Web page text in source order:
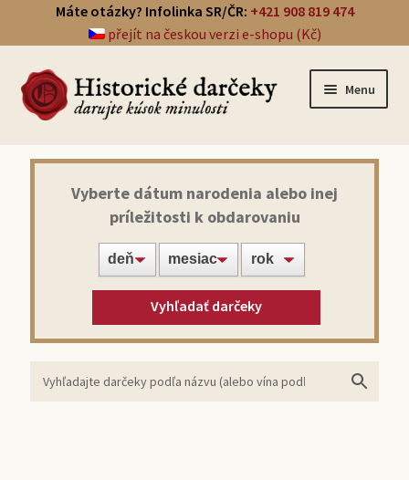
Máte otázky? Infolinka SR/ČR: +421 908 819 474
přejít na českou verzi e-shopu (Kč)
Menu
Prehľad darčekov
Noviny zo dňa narodenia
Víno z roku narodenia
Vyberte dátum narodenia alebo inej
príležitosti k obdarovaniu
Vyhľadať darčeky